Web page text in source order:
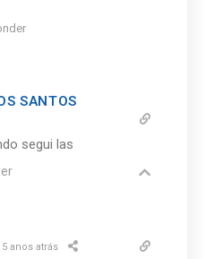
SANTOS
segui las
5 anos atrás